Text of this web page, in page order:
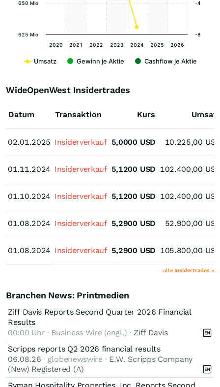
Umsatz Gewinn je Aktie Cashflow je Aktie
2020 2021 2022 2023 2024 2025 2026
625 Mio
650 Mio
-8
-4
WideOpenWest Insidertrades
Datum
02.01.2025
01.11.2024
01.10.2024
01.08.2024
01.08.2024
Transaktion Kurs Umsatz
02.01.2025 Insiderverkauf 5,0000 USD 10.225,00
01.11.2024 Insiderverkauf 5,1200 USD 102.400,00
01.10.2024 Insiderverkauf 5,1200 USD 102.400,00
01.08.2024 Insiderverkauf 5,2900 USD 52.900,00
01.08.2024 Insiderverkauf 5,2900 USD 105.800,00
alle Insidertrades »
Branchen News: Printmedien
Ziff Davis Reports Second Quarter 2026 Financial
Results
00:00 Uhr · Business Wire (engl.) · Ziff Davis
Scripps reports Q2 2026 financial results
06.08.26 · globenewswire · E.W. Scripps Company
(New) Registered (A)
Ryman Hospitality Properties, Inc. Reports Second